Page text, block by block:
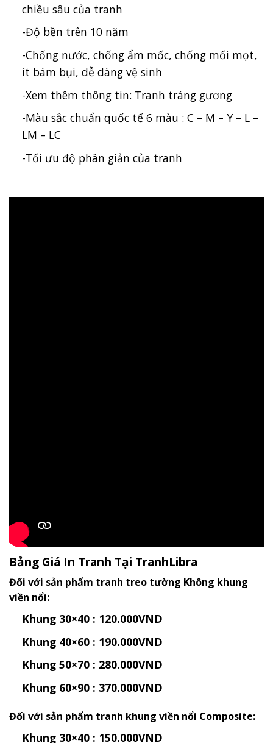
chiều sâu của tranh
-Độ bền trên 10 năm
-Chống nước, chống ẩm mốc, chống mối mọt,
ít bám bụi, dễ dàng vệ sinh
-Xem thêm thông tin: Tranh tráng gương
-Màu sắc chuẩn quốc tế 6 màu : C – M – Y – L –
LM – LC
-Tối ưu độ phân giản của tranh
Bảng Giá In Tranh Tại TranhLibra
Đối với sản phẩm tranh treo tường Không khung
viền nổi:
Khung 30×40 : 120.000VND
Khung 40×60 : 190.000VND
Khung 50×70 : 280.000VND
Khung 60×90 : 370.000VND
Đối với sản phẩm tranh khung viền nổi Composite:
Khung 30×40 : 150.000VND